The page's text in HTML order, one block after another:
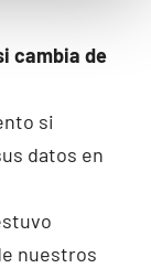
cambia de
si
datos en
nuestros